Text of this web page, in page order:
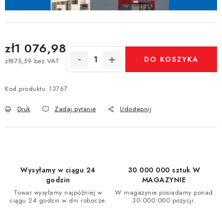
zł1 076,98
zł875,59 bez VAT DO KOSZYKA
Kod produktu: 13767
Druk Zadaj pytanie Udostępnij
Wysyłamy w ciągu 24
godzin
Towar wysyłamy najpóźniej w
ciągu 24 godzin w dni robocze.
30 000 000 sztuk W
MAGAZYNIE
W magazynie posiadamy ponad
30 000 000 pozycji.